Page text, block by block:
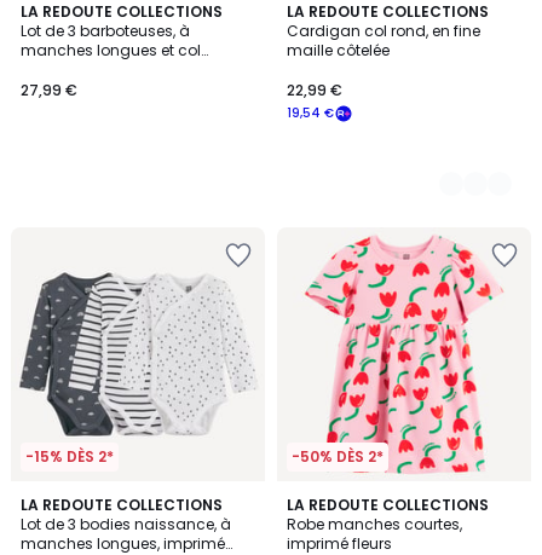
LA REDOUTE COLLECTIONS
Lot de 3 barboteuses, à
manches longues et col
27,99 €
LA REDOUTE COLLECTIONS
Cardigan col rond, en fine
maille côtelée
19,54 €
22,99 €
2
Couleurs
-15% DÈS 2*
LA REDOUTE COLLECTIONS
Lot de 3 bodies naissance, à
manches longues, imprimé
-50% DÈS 2*
LA REDOUTE COLLECTIONS
Robe manches courtes,
imprimé fleurs
5
/
5